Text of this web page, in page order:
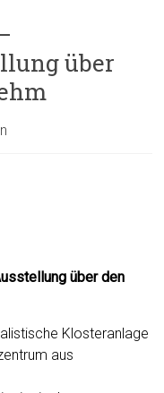
über
über den
Klosteranlage
aus